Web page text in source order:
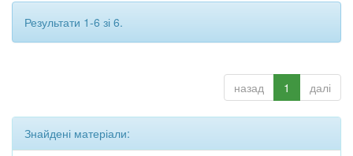
Результати 1-6 зі 6.
назад 1 далі
Знайдені матеріали: